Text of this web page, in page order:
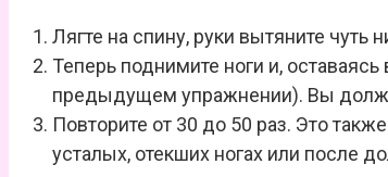
Лягте на спину, руки вытяните чуть
Теперь поднимите ноги и,
предыдущем упражнении). Вы
Повторите от 30 до 50 раз. Это
усталых, отекших ногах или после